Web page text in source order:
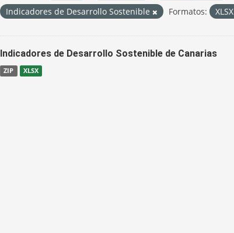
Indicadores de Desarrollo Sostenible
Formatos: XLSX
Indicadores de Desarrollo Sostenible de Canarias
ZIP XLSX